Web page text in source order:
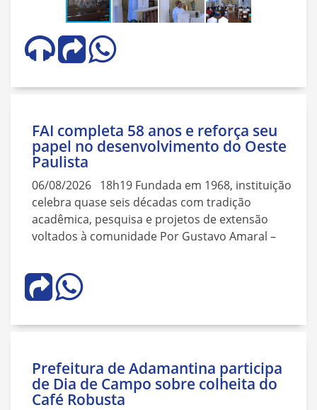
FAI completa 58 anos e reforça seu
papel no desenvolvimento do Oeste
Paulista
06/08/2026 18h19 Fundada em 1968, instituição
celebra quase seis décadas com tradição
acadêmica, pesquisa e projetos de extensão
voltados à comunidade Por Gustavo Amaral –
Prefeitura de Adamantina participa
de Dia de Campo sobre colheita do
Café Robusta